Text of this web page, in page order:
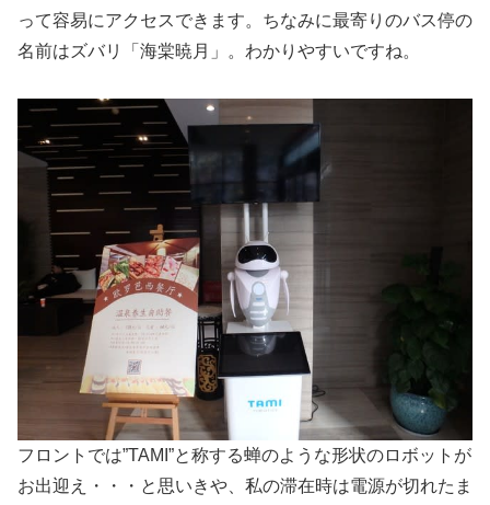
って容易にアクセスできます。ちなみに最寄りのバス停の
名前はズバリ「海棠暁月」。わかりやすいですね。
フロントでは”TAMI”と称する蝉のような形状のロボットが
お出迎え・・・と思いきや、私の滞在時は電源が切れたま